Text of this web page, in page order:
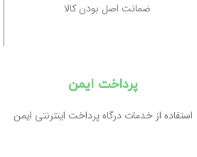
ضمانت اصل بودن کالا
پرداخت ایمن
استفاده از خدمات درگاه پرداخت اینترنتی ایمن